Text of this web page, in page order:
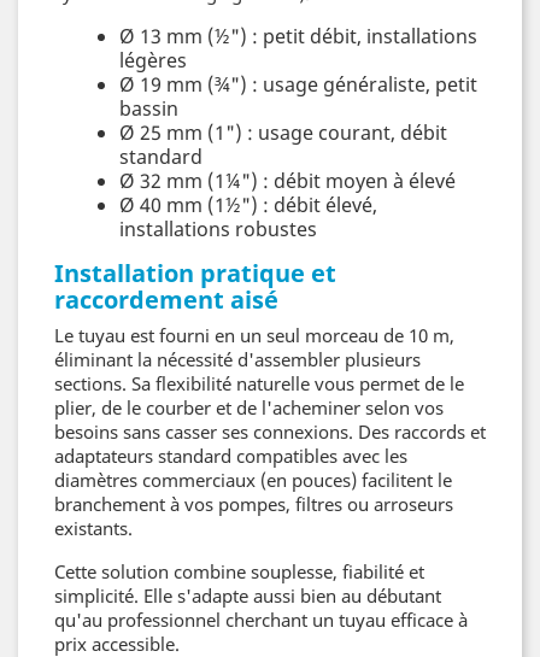
Ø 13 mm (½") : petit débit, installations
légères
Ø 19 mm (¾") : usage généraliste, petit
bassin
Ø 25 mm (1") : usage courant, débit
standard
Ø 32 mm (1¼") : débit moyen à élevé
Ø 40 mm (1½") : débit élevé,
installations robustes
Installation pratique et
raccordement aisé
Le tuyau est fourni en un seul morceau de 10 m,
éliminant la nécessité d'assembler plusieurs
sections. Sa flexibilité naturelle vous permet de le
plier, de le courber et de l'acheminer selon vos
besoins sans casser ses connexions. Des raccords et
adaptateurs standard compatibles avec les
diamètres commerciaux (en pouces) facilitent le
branchement à vos pompes, filtres ou arroseurs
existants.
Cette solution combine souplesse, fiabilité et
simplicité. Elle s'adapte aussi bien au débutant
qu'au professionnel cherchant un tuyau efficace à
prix accessible.